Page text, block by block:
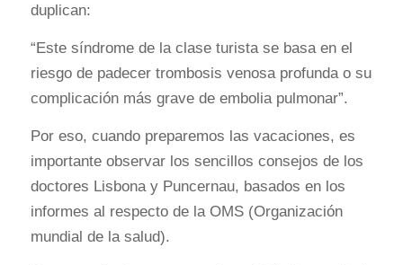
duplican:
“Este síndrome de la clase turista se basa en el
riesgo de padecer trombosis venosa profunda o su
complicación más grave de embolia pulmonar”.
Por eso, cuando preparemos las vacaciones, es
importante observar los sencillos consejos de los
doctores Lisbona y Puncernau, basados en los
informes al respecto de la OMS (Organización
mundial de la salud).